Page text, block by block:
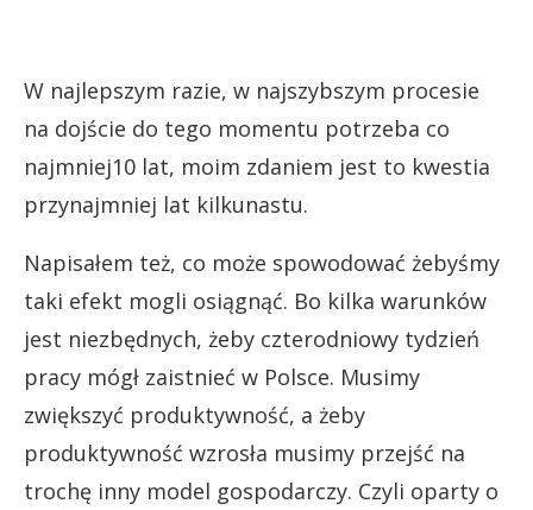
W najlepszym razie, w najszybszym procesie
na dojście do tego momentu potrzeba co
najmniej10 lat, moim zdaniem jest to kwestia
przynajmniej lat kilkunastu.
Napisałem też, co może spowodować żebyśmy
taki efekt mogli osiągnąć. Bo kilka warunków
jest niezbędnych, żeby czterodniowy tydzień
pracy mógł zaistnieć w Polsce. Musimy
zwiększyć produktywność, a żeby
produktywność wzrosła musimy przejść na
trochę inny model gospodarczy. Czyli oparty o